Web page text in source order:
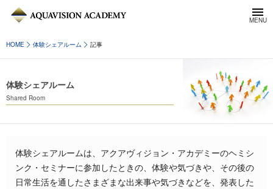
HOME 体験シェアルーム 記事
体験シェアルーム
Shared Room
体験シェアルームは、アクアヴィジョン・アカデミーのヘミシ
ンク・セミナーに参加したときの、体験や気づきや、その後の
日常生活を通したさまざまな出来事や気づきなどを、発表した